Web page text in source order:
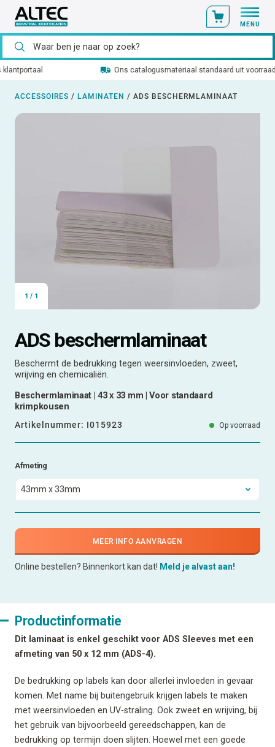
MENU
Ons catalogusmateriaal standaard uit voorraad leverbaar
ACCESSOIRES / LAMINATEN / ADS BESCHERMLAMINAAT
1 / 1
ADS beschermlaminaat
Beschermt de bedrukking tegen weersinvloeden, zweet,
wrijving en chemicaliën.
Beschermlaminaat | 43 x 33 mm | Voor standaard
krimpkousen
Artikelnummer: I015923 Op voorraad
Afmeting
MEER INFO AANVRAGEN
Online bestellen? Binnenkort kan dat! Meld je alvast aan!
Productinformatie
Dit laminaat is enkel geschikt voor ADS Sleeves met een
afmeting van 50 x 12 mm (ADS-4).
De bedrukking op labels kan door allerlei invloeden in gevaar
komen. Met name bij buitengebruik krijgen labels te maken
met weersinvloeden en UV-straling. Ook zweet en wrijving, bij
het gebruik van bijvoorbeeld gereedschappen, kan de
bedrukking op termijn doen slijten. Hoewel met een goede